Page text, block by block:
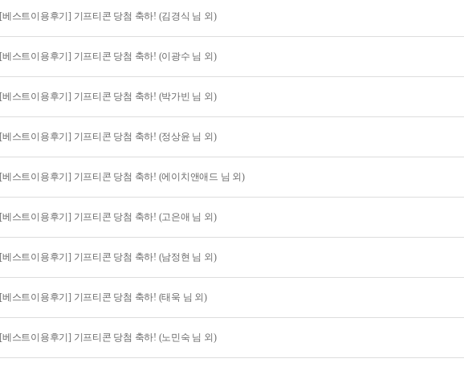
[베스트이용후기] 기프티콘 당첨 축하! (김경식 님 외)
[베스트이용후기] 기프티콘 당첨 축하! (이광수 님 외)
[베스트이용후기] 기프티콘 당첨 축하! (박가빈 님 외)
[베스트이용후기] 기프티콘 당첨 축하! (정상윤 님 외)
[베스트이용후기] 기프티콘 당첨 축하! (에이치앤애드 님 외)
[베스트이용후기] 기프티콘 당첨 축하! (고은애 님 외)
[베스트이용후기] 기프티콘 당첨 축하! (남정현 님 외)
[베스트이용후기] 기프티콘 당첨 축하! (태욱 님 외)
[베스트이용후기] 기프티콘 당첨 축하! (노민숙 님 외)